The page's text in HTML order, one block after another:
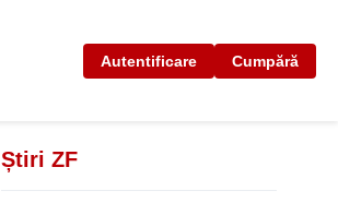
Autentificare Cumpără
Știri ZF